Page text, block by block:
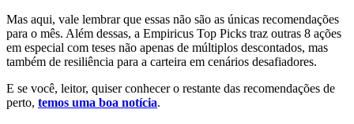
Mas aqui, vale lembrar que essas não são as únicas recomendações
para o mês. Além dessas, a Empiricus Top Picks traz outras 8 ações
em especial com teses não apenas de múltiplos descontados, mas
também de resiliência para a carteira em cenários desafiadores.
E se você, leitor, quiser conhecer o restante das recomendações de
perto, temos uma boa notícia.